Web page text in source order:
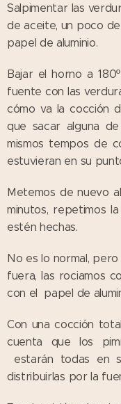
Salpimentar las
de aceite, un poco
papel de aluminio.
Bajar el horno a
fuente con las
cómo va la cocción
que sacar alguna
mismos tempos de
estuvieran en su
Metemos de nuevo
minutos, repetimos
estén hechas.
No es lo normal,
fuera, las rociamos
con el papel de
Con una cocción
cuenta que los
estarán todas en
distribuirlas por la